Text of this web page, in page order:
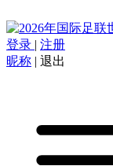
登录 | 注册
昵称 | 退出